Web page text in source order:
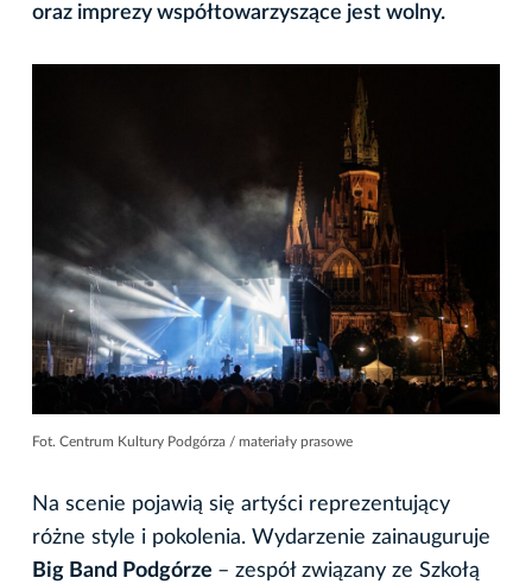
oraz imprezy współtowarzyszące jest wolny.
Fot. Centrum Kultury Podgórza / materiały prasowe
Na scenie pojawią się artyści reprezentujący
różne style i pokolenia. Wydarzenie zainauguruje
Big Band Podgórze – zespół związany ze Szkołą